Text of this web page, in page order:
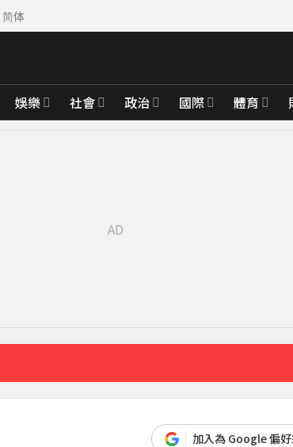
简体
娛樂 社會 政治 國際 體育
加入為 Google 偏